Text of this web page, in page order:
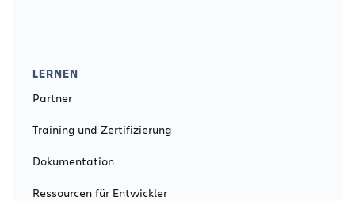
LERNEN
Partner
Training und Zertifizierung
Dokumentation
Ressourcen für Entwickler